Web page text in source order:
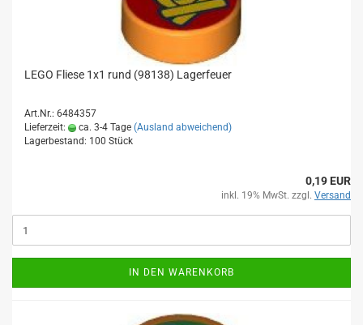
LEGO Fliese 1x1 rund (98138) Lagerfeuer
Art.Nr.: 6484357
Lieferzeit:
ca. 3-4 Tage (Ausland abweichend)
Lagerbestand: 100 Stück
0,19 EUR
inkl. 19% MwSt. zzgl. Versand
IN DEN WARENKORB